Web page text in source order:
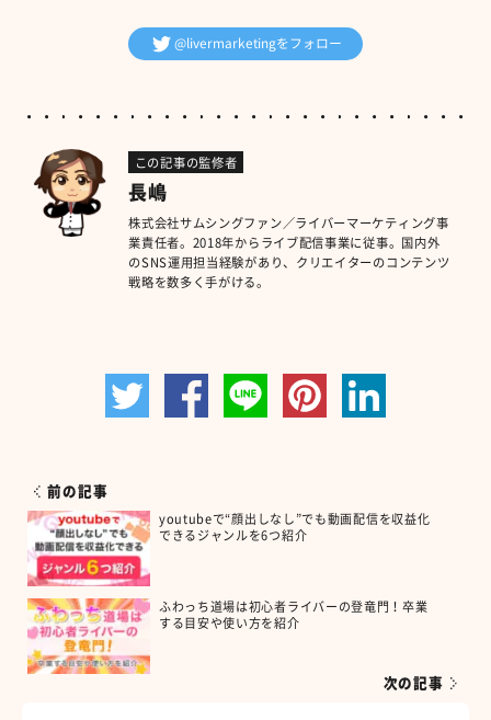
@livermarketingをフォロー
この記事の監修者
長嶋
株式会社サムシングファン／ライバーマーケティング事
業責任者。2018年からライブ配信事業に従事。国内外
のSNS運用担当経験があり、クリエイターのコンテンツ
戦略を数多く手がける。
前の記事
youtubeで“顔出しなし”でも動画配信を収益化
できるジャンルを6つ紹介
次の記事
ふわっち道場は初心者ライバーの登竜門！卒業
する目安や使い方を紹介